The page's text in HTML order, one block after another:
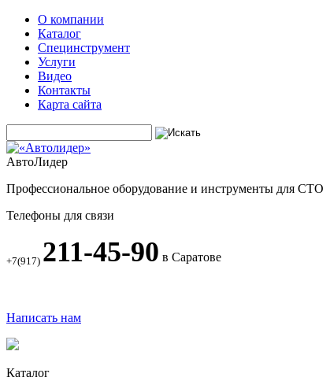
О компании
Каталог
Специнструмент
Услуги
Видео
Контакты
Карта сайта
АвтоЛидер
Профессиональное оборудование и инструменты для СТО
Телефоны для связи
+7(917) 211-45-90 в Саратове
Написать нам
Каталог